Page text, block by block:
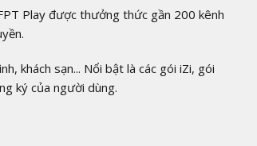
Play được thưởng thức gần 200 kênh
khách sạn... Nổi bật là các gói iZi, gói
ký của người dùng.